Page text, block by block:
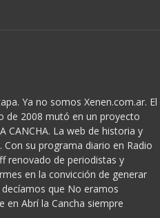
Ya no somos Xenen.com.ar. El
de 2008 mutó en un proyecto
CANCHA. La web de historia y
su programa diario en Radio
renovado de periodistas y
en la convicción de generar
que No eramos
en Abrí la Cancha siempre